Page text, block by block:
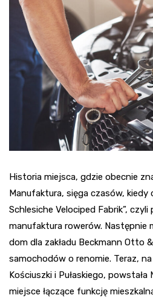
Historia miejsca, gdzie obecnie
Manufaktura, sięga czasów, kiedy
Schlesiche Velociped Fabrik”, czyli
manufaktura rowerów. Następnie
dom dla zakładu Beckmann Otto
samochodów o renomie. Teraz,
Kościuszki i Pułaskiego,
miejsce łączące funkcję